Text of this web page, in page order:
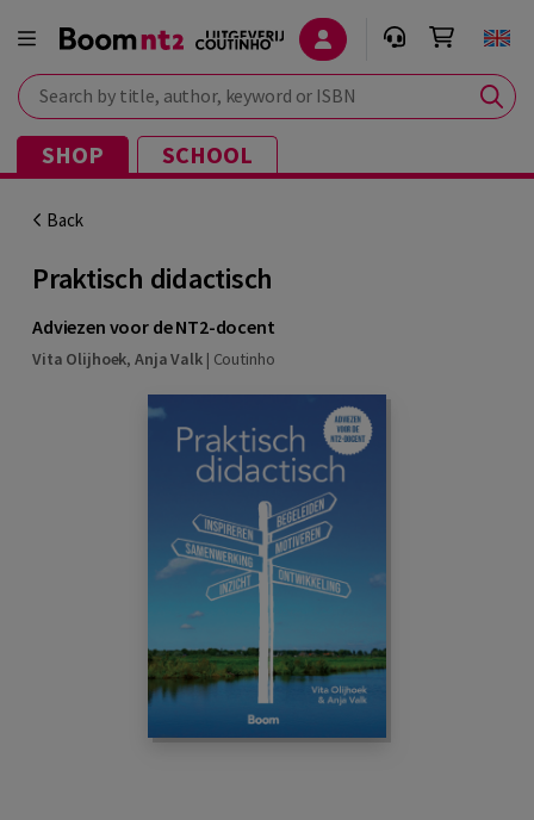
Search by title, author, keyword or ISBN
SHOP SCHOOL
Back
Praktisch didactisch
Adviezen voor de NT2-docent
Vita Olijhoek,Anja Valk| Coutinho